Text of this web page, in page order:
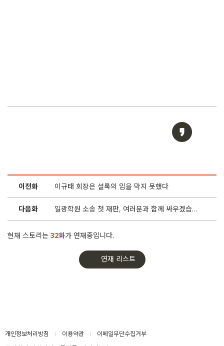
8화 기자에게 ‘경고’ 날리던 회장님, 결국 고소장을 보냈다
7화 우촌초, 교비로 ‘억대’ 리조트 회원권 사고 감사는 거부
3화
이전화 이규태 회장은 셜록의 입을 막지 못했다
다음화 일광학원 소송 첫 재판, 여러분과 함께 싸우겠습니다
현재 스토리는 32화가 연재중입니다.
연재 리스트
개인정보처리방침 이용약관 이메일무단수집거부